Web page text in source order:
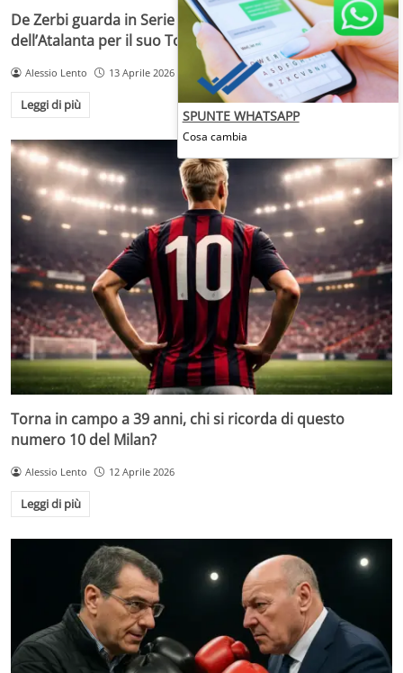
De Zerbi guarda in Serie A: nel mirino Scalvini
dell’Atalanta per il suo Tottenham
Alessio Lento 13 Aprile 2026
Leggi di più
Torna in campo a 39 anni, chi si ricorda di questo
numero 10 del Milan?
Alessio Lento 12 Aprile 2026
Leggi di più
SPUNTE WHATSAPP
Cosa cambia